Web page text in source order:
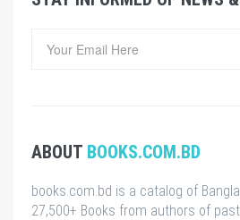
ABOUT BOOKS.COM.BD
books.com.bd is a catalog of
27,500+ Books from authors of